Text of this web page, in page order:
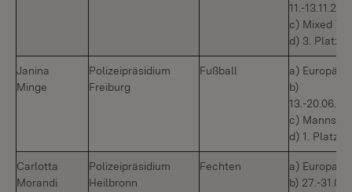
11.-
c) Mixed
d) 3. Platz
Janina
Minge
Polizeipräsidium
Freiburg
Fußball
a)
b)
13.-
c)
d) 1. Platz
Carlotta
Morandi
Polizeipräsidium
Heilbronn
Fechten
a)
b) 27.-